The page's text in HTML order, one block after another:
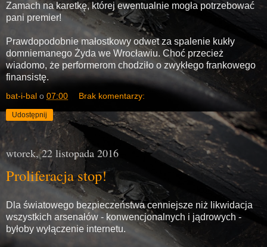
Zamach na karetkę, której ewentualnie mogła potrzebować
pani premier!
Prawdopodobnie małostkowy odwet za spalenie kukły
domniemanego Żyda we Wrocławiu. Choć przecież
wiadomo, że performerom chodziło o zwykłego frankowego
finansistę.
bat-i-bal o 07:00 Brak komentarzy:
Udostępnij
wtorek, 22 listopada 2016
Proliferacja stop!
Dla światowego bezpieczeństwa cenniejsze niż likwidacja
wszystkich arsenałów - konwencjonalnych i jądrowych -
byłoby wyłączenie internetu.